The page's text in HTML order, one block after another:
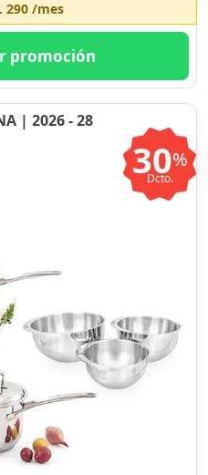
290/mes
promoción
| 2026 - 28
30%
Dcto.